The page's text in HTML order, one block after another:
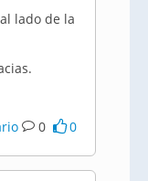
lado de la
0 0